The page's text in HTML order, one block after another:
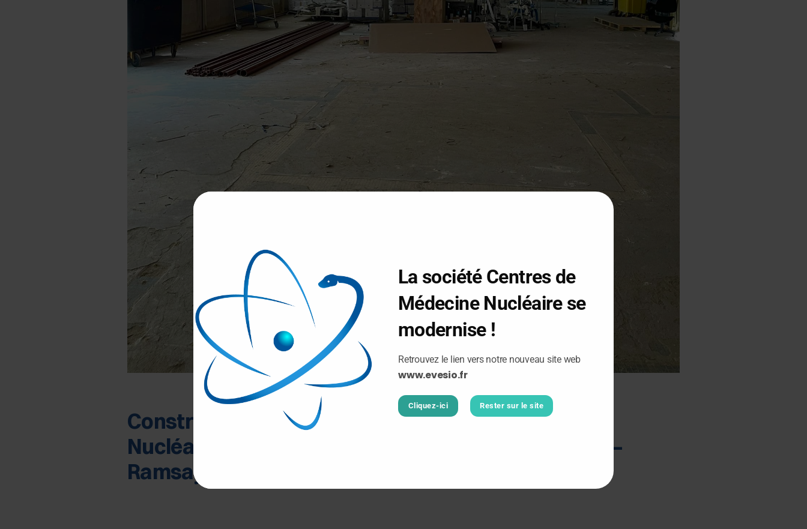
Construction en cours du 5e Centre de Médecine
Nucléaire à Paris dans l’Hôpital Privé des Peupliers –
Ramsay Santé (13e)
La société Centres de
Médecine Nucléaire se
modernise !
Retrouvez le lien vers notre nouveau site web
www.evesio.fr
Cliquez-ici Rester sur le site